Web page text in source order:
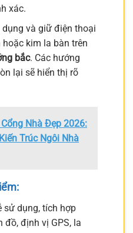
xác.
và giữ điện thoại
kim la bàn trên
bắc. Các hướng
lại sẽ hiển thị rõ
Cổng Nhà Đẹp 2026:
Trúc Ngôi Nhà
sử dụng, tích hợp
đồ, định vị GPS, la